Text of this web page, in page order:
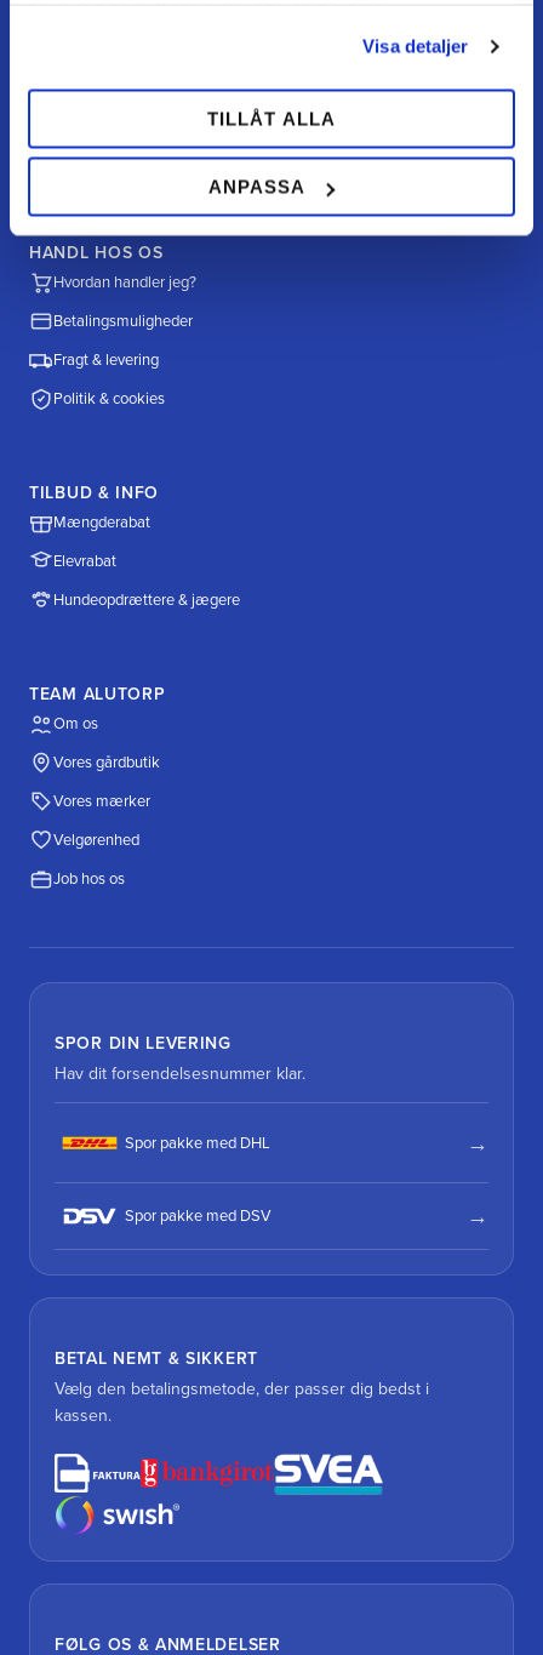
Visa detaljer
TILLÅT ALLA
ANPASSA
Købsvilkår
HANDL HOS OS
Hvordan handler jeg?
Betalingsmuligheder
Fragt & levering
Politik & cookies
TILBUD & INFO
Mængderabat
Elevrabat
Hundeopdrættere & jægere
TEAM ALUTORP
Om os
Vores gårdbutik
Vores mærker
Velgørenhed
Job hos os
SPOR DIN LEVERING
Hav dit forsendelsesnummer klar.
Spor pakke med DHL
Spor pakke med DSV
BETAL NEMT & SIKKERT
Vælg den betalingsmetode, der passer dig bedst i
kassen.
FØLG OS & ANMELDELSER